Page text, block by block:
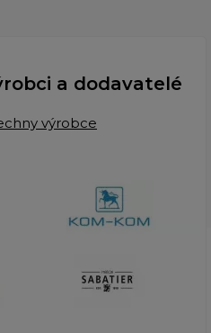
a dodavatelé
výrobce